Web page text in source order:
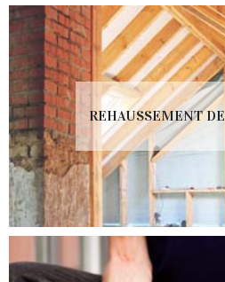
REHAUSSEMENT